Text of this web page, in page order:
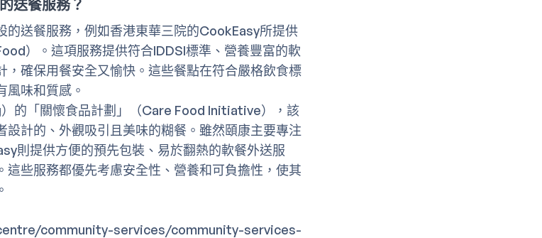
送餐服務？
的送餐服務，例如香港東華三院的CookEasy所提供
）。這項服務提供符合IDDSI標準、營養豐富的軟
，確保用餐安全又愉快。這些餐點在符合嚴格飲食標
風味和質感。
的「關懷食品計劃」（Care Food Initiative），該
設計的、外觀吸引且美味的糊餐。雖然頤康主要專注
則提供方便的預先包裝、易於翻熱的軟餐外送服
這些服務都優先考慮安全性、營養和可負擔性，使其
community-services/community-services-